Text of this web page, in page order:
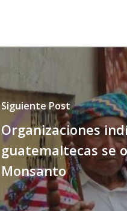
Siguiente Post
Organizaciones
guatemaltecas se
Monsanto